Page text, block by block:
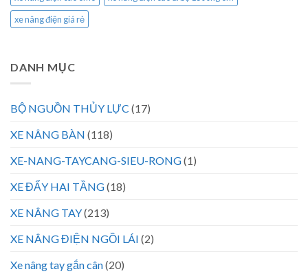
xe nâng điện giá rẻ
DANH MỤC
BỘ NGUỒN THỦY LỰC (17)
XE NÂNG BÀN (118)
XE-NANG-TAYCANG-SIEU-RONG(1)
XE ĐẨY HAI TẦNG(18)
XE NÂNG TAY(213)
XE NÂNG ĐIỆN NGỒI LÁI (2)
Xe nâng tay gắn cân(20)